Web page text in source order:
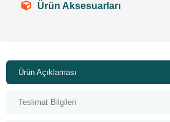
Ürün Aksesuarları
Ürün Açıklaması
Teslimat Bilgileri